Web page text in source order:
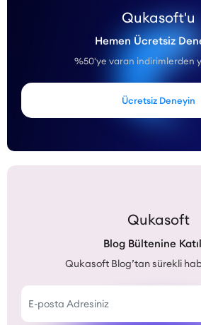
Qukasoft'u
Hemen Ücretsiz
%50'ye varan indirimlerden
Ücretsiz Deneyin
Qukasoft
Blog Bültenine
Qukasoft Blog’tan sürekli